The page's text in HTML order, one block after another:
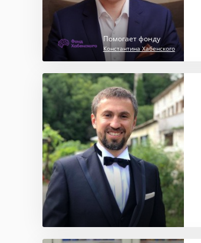
Помогает фонду
Константина Хабенского